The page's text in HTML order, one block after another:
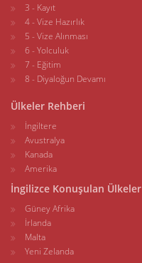
3 - Kayıt
4 - Vize Hazırlık
5 - Vize Alınması
6 - Yolculuk
7 - Eğitim
8 - Diyaloğun Devamı
Ülkeler Rehberi
İngiltere
Avustralya
Kanada
Amerika
İngilizce Konuşulan Ülkeler
Güney Afrika
İrlanda
Malta
Yeni Zelanda